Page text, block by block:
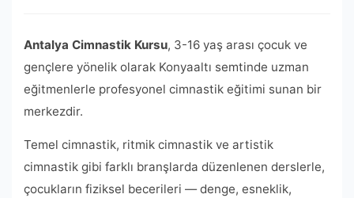
Antalya Cimnastik Kursu, 3-16 yaş arası çocuk ve
gençlere yönelik olarak Konyaaltı semtinde uzman
eğitmenlerle profesyonel cimnastik eğitimi sunan bir
merkezdir.
Temel cimnastik, ritmik cimnastik ve artistik
cimnastik gibi farklı branşlarda düzenlenen derslerle,
çocukların fiziksel becerileri — denge, esneklik,